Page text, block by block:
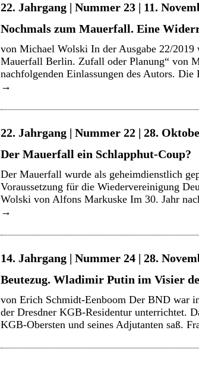
22. Jahrgang | Nummer 23 | 11.
Nochmals zum Mauerfall. Eine
von Michael Wolski In der Ausgabe 22/
Mauerfall Berlin. Zufall oder Planung“ von
nachfolgenden Einlassungen des Autors.
→
22. Jahrgang | Nummer 22 | 28.
Der Mauerfall ein Schlapphut-Coup?
Der Mauerfall wurde als geheimdienstlich
Voraussetzung für die Wiedervereinigung
Wolski von Alfons Markuske Im 30. Jahr
→
14. Jahrgang | Nummer 24 | 28.
Beutezug. Wladimir Putin im Visier
von Erich Schmidt-Eenboom Der BND war
der Dresdner KGB-Residentur unterrichtet.
KGB-Obersten und seines Adjutanten saß.